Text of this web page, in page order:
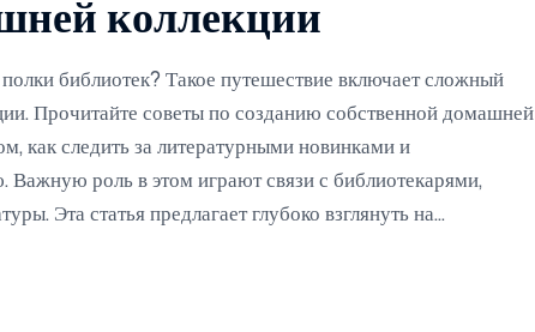
коллекции
библиотек? Такое путешествие включает сложный
Прочитайте советы по созданию собственной домашней
как следить за литературными новинками и
Важную роль в этом играют связи с библиотекарями,
Эта статья предлагает глубоко взглянуть на